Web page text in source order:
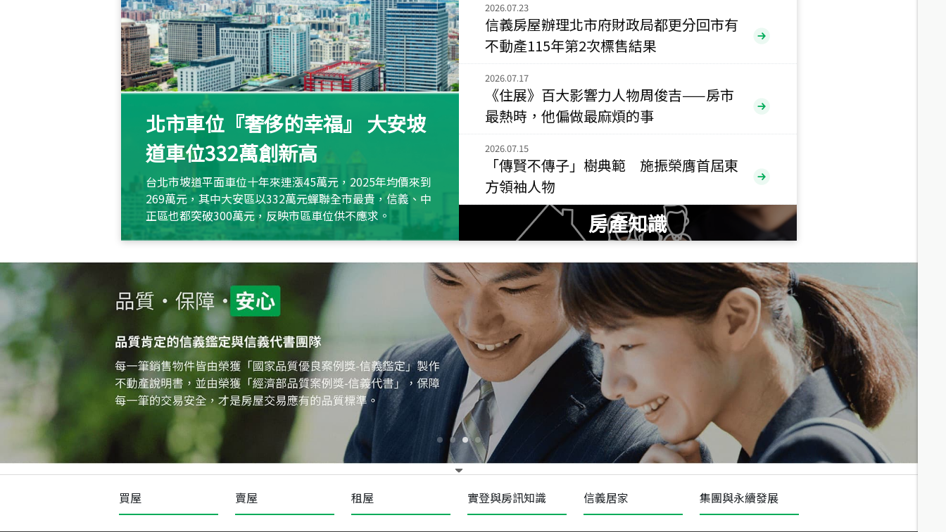
新北市永和區環河西路二段
115年07月 成交
央央 5,800萬
115年07月 成交
小西華 1,938萬
115 年 07 月 成交
台北市中山區長春路
總價
115年07月 成交
十泉十美
台北市北投區光明路
總價
1,020萬
年 07 月 成交
四維天廈
新竹市新竹市四維路
總價
490萬
115 月 成交
菁英典藏
新竹市新竹市慈祥路
1,808
北市車位『奢侈的幸福』 大安坡
道車位332萬創新高
台北市坡道平面車位十年來連漲45萬元，2025年均價來到
269萬元，其中大安區以332萬元蟬聯全市最貴，信義、中
正區也都突破300萬元，反映市區車位供不應求。
2026.07.23
信義房屋辦理北市府財政局都更分回市有
不動產115年第2次標售結果
2026.07.17
《住展》百大影響力人物周俊吉——房市
最熱時，他偏做最麻煩的事
2026.07.15
「傳賢不傳子」樹典範 施振榮膺首屆東
方領袖人物
房產知識
買屋 賣屋 租屋 實登與房訊知識 信義居家 集團與永續發展